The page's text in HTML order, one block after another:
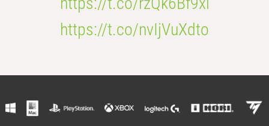
https://t.co/nvIjVuXdto